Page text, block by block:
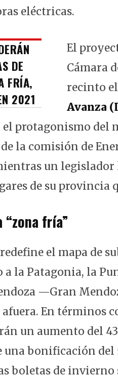
eléctricas.
DE
FRÍA,
2021
El
Cámara
recinto
Avanza
el protagonismo del
la comisión de
un
de su
“zona fría”
el mapa de
la Patagonia, la
—Gran
En términos
un aumento del
una bonificación
boletas de invierno